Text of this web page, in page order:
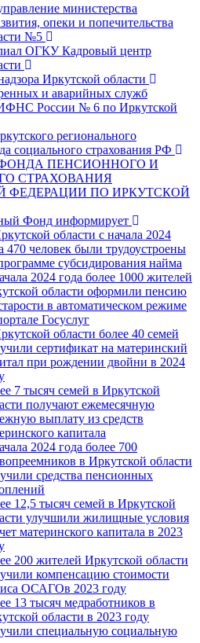
министерства
опеки и попечительства
№5
ОГКУ Кадровый центр
Иркутской области
и аварийных служб
России № 6 по Иркутской
регионального
социального страхования РФ
ПЕНСИОННОГО И
СТРАХОВАНИЯ
ФЕДЕРАЦИИ ПО ИРКУТСКОЙ
Фонд информирует
области с начала 2024
470 человек были трудоустроены
субсидирования найма
2024 года более 1000 жителей
области оформили пенсию
в автоматическом режиме
Госуслуг
области более 40 семей
сертификат на материнский
при рождении двойни в 2024
7 тысяч семей в Иркутской
получают ежемесячную
выплату из средств
капитала
2024 года более 700
в Иркутской области
средства пенсионных
12,5 тысяч семей в Иркутской
улучшили жилищные условия
материнского капитала в 2023
200 жителей Иркутской области
компенсацию стоимости
ОСАГОв 2023 году
13 тысяч медработников в
области в 2023 году
специальную социальную